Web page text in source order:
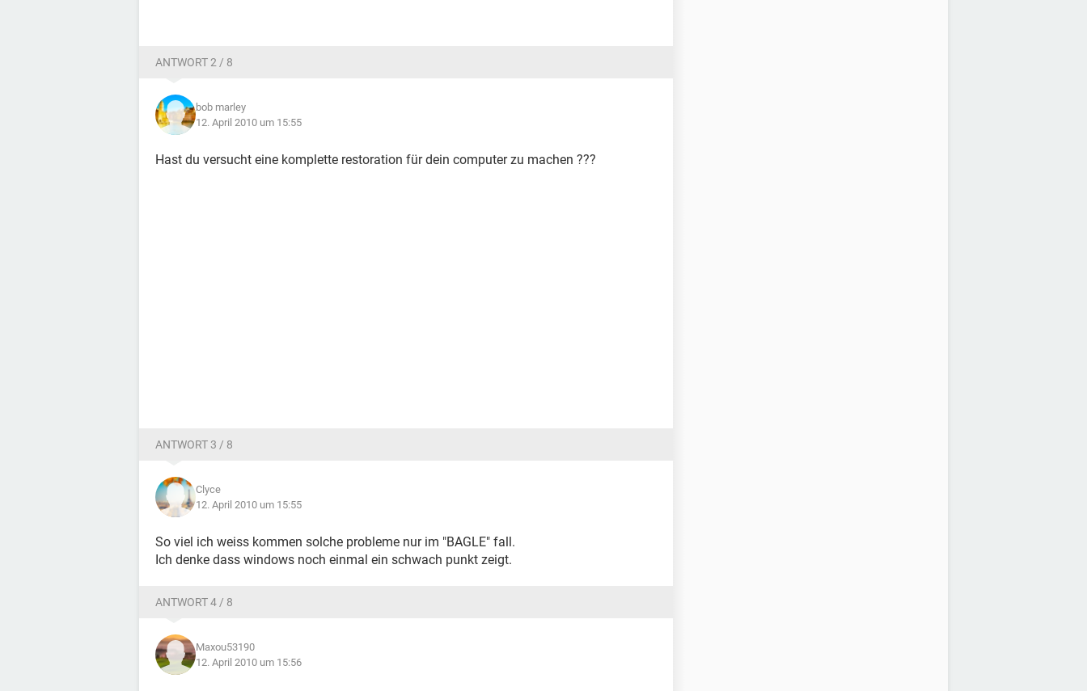
ANTWORT 2 / 8
bob marley
12. April 2010 um 15:55
Hast du versucht eine komplette restoration für dein computer zu machen ???
ANTWORT 3 / 8
Clyce
12. April 2010 um 15:55
So viel ich weiss kommen solche probleme nur im "BAGLE" fall.
Ich denke dass windows noch einmal ein schwach punkt zeigt.
ANTWORT 4 / 8
Maxou53190
12. April 2010 um 15:56